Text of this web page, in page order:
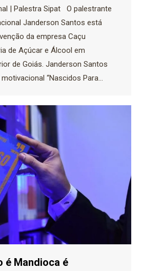
| Palestra Sipat O palestrante
Janderson Santos está
da empresa Caçu
de Açúcar e Álcool em
de Goiás. Janderson Santos
“Nascidos Para…
é Mandioca é